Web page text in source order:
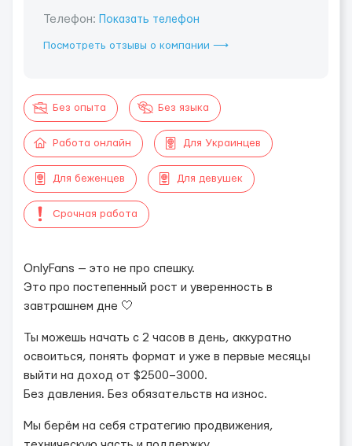
Телефон: Показать телефон
Посмотреть отзывы о компании ⟶
Без опыта Без языка
Работа онлайн Для Украинцев
Для беженцев Для девушек
Срочная работа
OnlyFans — это не про спешку.
Это про постепенный рост и уверенность в
завтрашнем дне 🤍
Ты можешь начать с 2 часов в день, аккуратно
освоиться, понять формат и уже в первые месяцы
выйти на доход от $2500–3000.
Без давления. Без обязательств на износ.
Мы берём на себя стратегию продвижения,